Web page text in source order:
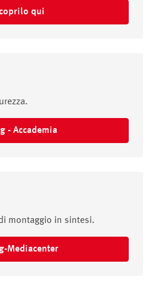
qui
- Accademia
montaggio in sintesi.
Mediacenter